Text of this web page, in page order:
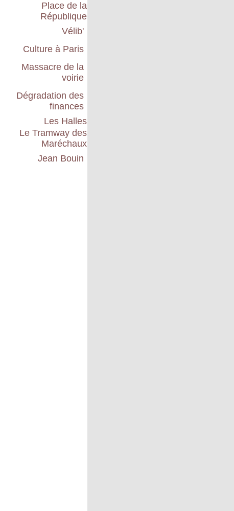
Place de la
République
Vélib'
Culture à Paris
Massacre de la
voirie
Dégradation des
finances
Les Halles
Le Tramway des
Maréchaux
Jean Bouin